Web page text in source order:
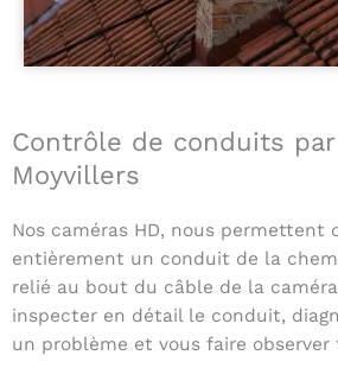
Contrôle de conduits par
Moyvillers
Nos caméras HD, nous permettent
entièrement un conduit de la
relié au bout du câble de la
inspecter en détail le conduit,
un problème et vous faire